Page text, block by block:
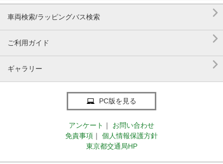
車両検索/ラッピングバス検索 
ご利用ガイド 
ギャラリー 
PC版を見る
アンケート ｜
お問い合わせ
免責事項 ｜
個人情報保護方針
東京都交通局HP